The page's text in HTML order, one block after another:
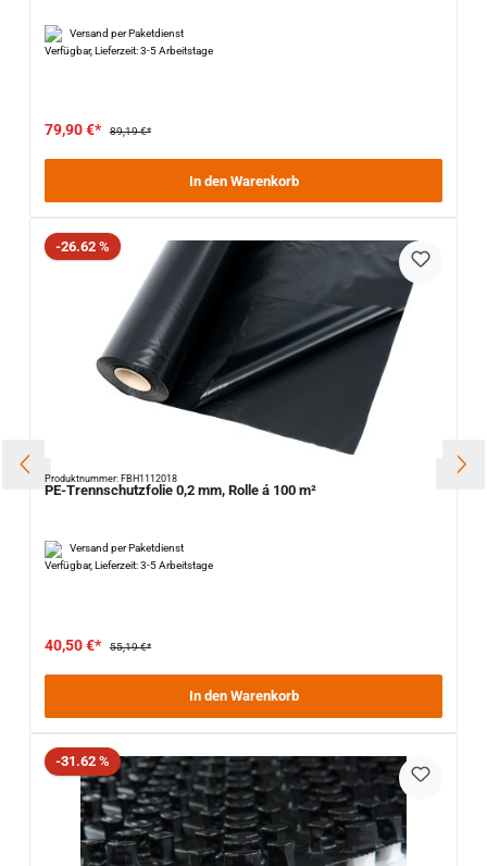
Versand per Paketdienst
Verfügbar, Lieferzeit: 3-5 Arbeitstage
79,90 €* 89,19 €*
In den Warenkorb
Rabatt
-26.62 %
Produktnummer: FBH1112018
PE-Trennschutzfolie 0,2 mm, Rolle á 100 m²
Versand per Paketdienst
Verfügbar, Lieferzeit: 3-5 Arbeitstage
40,50 €* 55,19 €*
In den Warenkorb
Rabatt
-31.62 %